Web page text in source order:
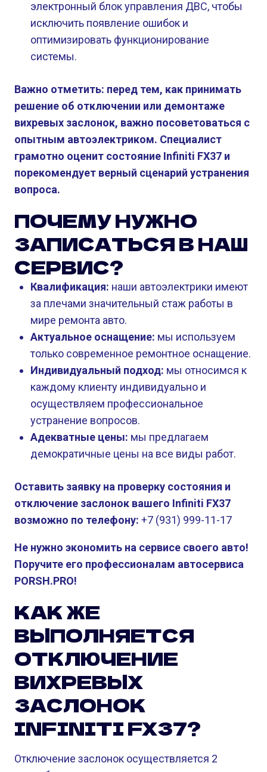
электронный блок управления ДВС, чтобы
исключить появление ошибок и
оптимизировать функционирование
системы.
Важно отметить: перед тем, как принимать
решение об отключении или демонтаже
вихревых заслонок, важно посоветоваться с
опытным автоэлектриком. Специалист
грамотно оценит состояние Infiniti FX37 и
порекомендует верный сценарий устранения
вопроса.
ПОЧЕМУ НУЖНО
ЗАПИСАТЬСЯ В НАШ
СЕРВИС?
Квалификация: наши автоэлектрики имеют
за плечами значительный стаж работы в
мире ремонта авто.
Актуальное оснащение: мы используем
только современное ремонтное оснащение.
Индивидуальный подход: мы относимся к
каждому клиенту индивидуально и
осуществляем профессиональное
устранение вопросов.
Адекватные цены: мы предлагаем
демократичные цены на все виды работ.
Оставить заявку на проверку состояния и
отключение заслонок вашего Infiniti FX37
возможно по телефону: +7 (931) 999-11-17
Не нужно экономить на сервисе своего авто!
Поручите его профессионалам автосервиса
PORSH.PRO!
КАК ЖЕ
ВЫПОЛНЯЕТСЯ
ОТКЛЮЧЕНИЕ
ВИХРЕВЫХ
ЗАСЛОНОК
INFINITI FX37?
Отключение заслонок осуществляется 2